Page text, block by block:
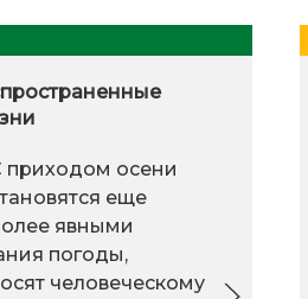
приходом осени
еще
явными
погоды,
человеческому